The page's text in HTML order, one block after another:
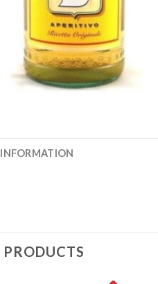
PRODUCTS